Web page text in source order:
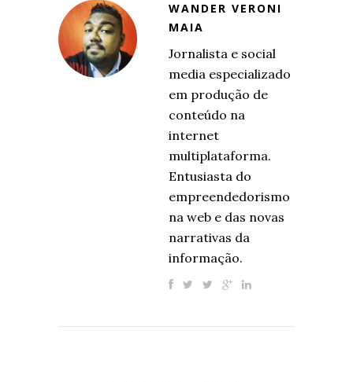
WANDER VERONI
MAIA
Jornalista e social
media especializado
em produção de
conteúdo na
internet
multiplataforma.
Entusiasta do
empreendedorismo
na web e das novas
narrativas da
informação.